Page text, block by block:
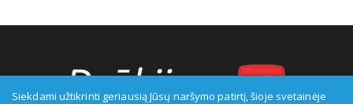
Siekdami užtikrinti geriausią Jūsų naršymo patirtį, šioje svetainėje